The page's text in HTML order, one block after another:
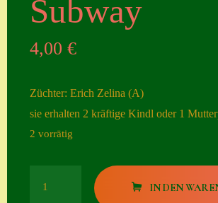
Subway
4,00€
Züchter: Erich Zelina (A)
sie erhalten 2 kräftige Kindl oder 1
2 vorrätig
IN DEN